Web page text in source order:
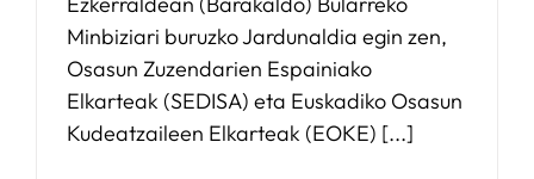
Minbiziari buruzko Jardunaldia egin zen,
Osasun Zuzendarien Espainiako
Elkarteak (SEDISA) eta Euskadiko Osasun
Kudeatzaileen Elkarteak (EOKE) [...]